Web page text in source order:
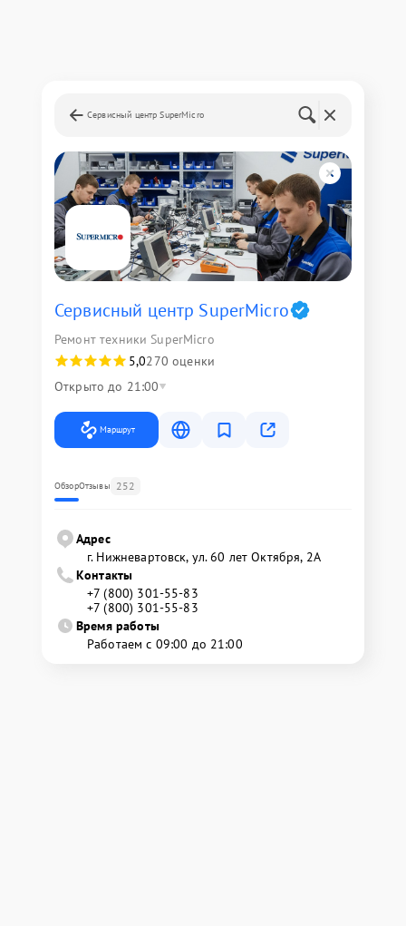
Сервисный центр SuperMicro
Сервисный центр SuperMicro
Ремонт техники SuperMicro
5,0270 оценки
Открыто до 21:00
Маршрут
ОбзорОтзывы 252
Адрес
г. Нижневартовск, ул. 60 лет Октября, 2А
Контакты
+7 (800) 301-55-83
+7 (800) 301-55-83
Время работы
Работаем с 09:00 до 21:00